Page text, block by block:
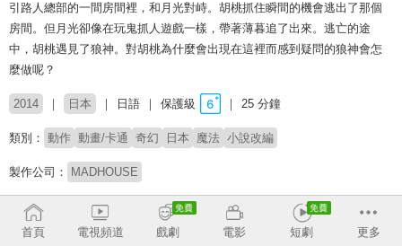
引路人總部的一間房間裡，和月光對峙。胡桃抓住瞬間的機會逃出了那個
房間。但月光卻像在玩鬼抓人遊戲一樣，帶著薄暮追了出來。逃亡的途
中，胡桃遇見了狼神。對胡桃為什麼會出現在這裡而感到疑問的狼神會怎
麼做呢？
2014 日本 日語 保護級 25 分鐘
類別： 動作 動畫/卡通 奇幻 日本 魔法 小說改編
製作公司： MADHOUSE
導演： 佐藤雄三
配音： 宮野真守 東山奈央 瀨戶麻沙美 鈴村健一 森川智之 山谷祥生
首頁 電視頻道 戲劇 電影 短劇 更多